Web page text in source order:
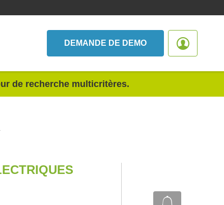
DEMANDE DE DEMO
de recherche multicritères.